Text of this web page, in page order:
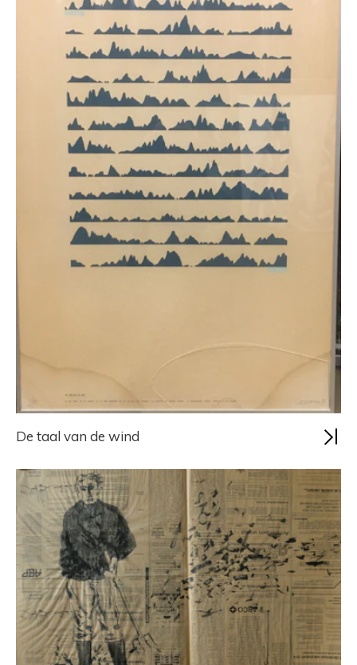
De taal van de wind